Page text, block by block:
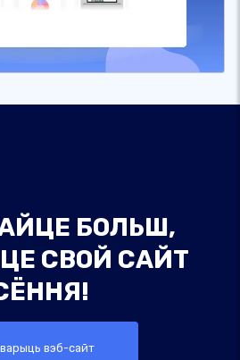
БОЛЬШ,
СВОЙ САЙТ
вэб-сайт